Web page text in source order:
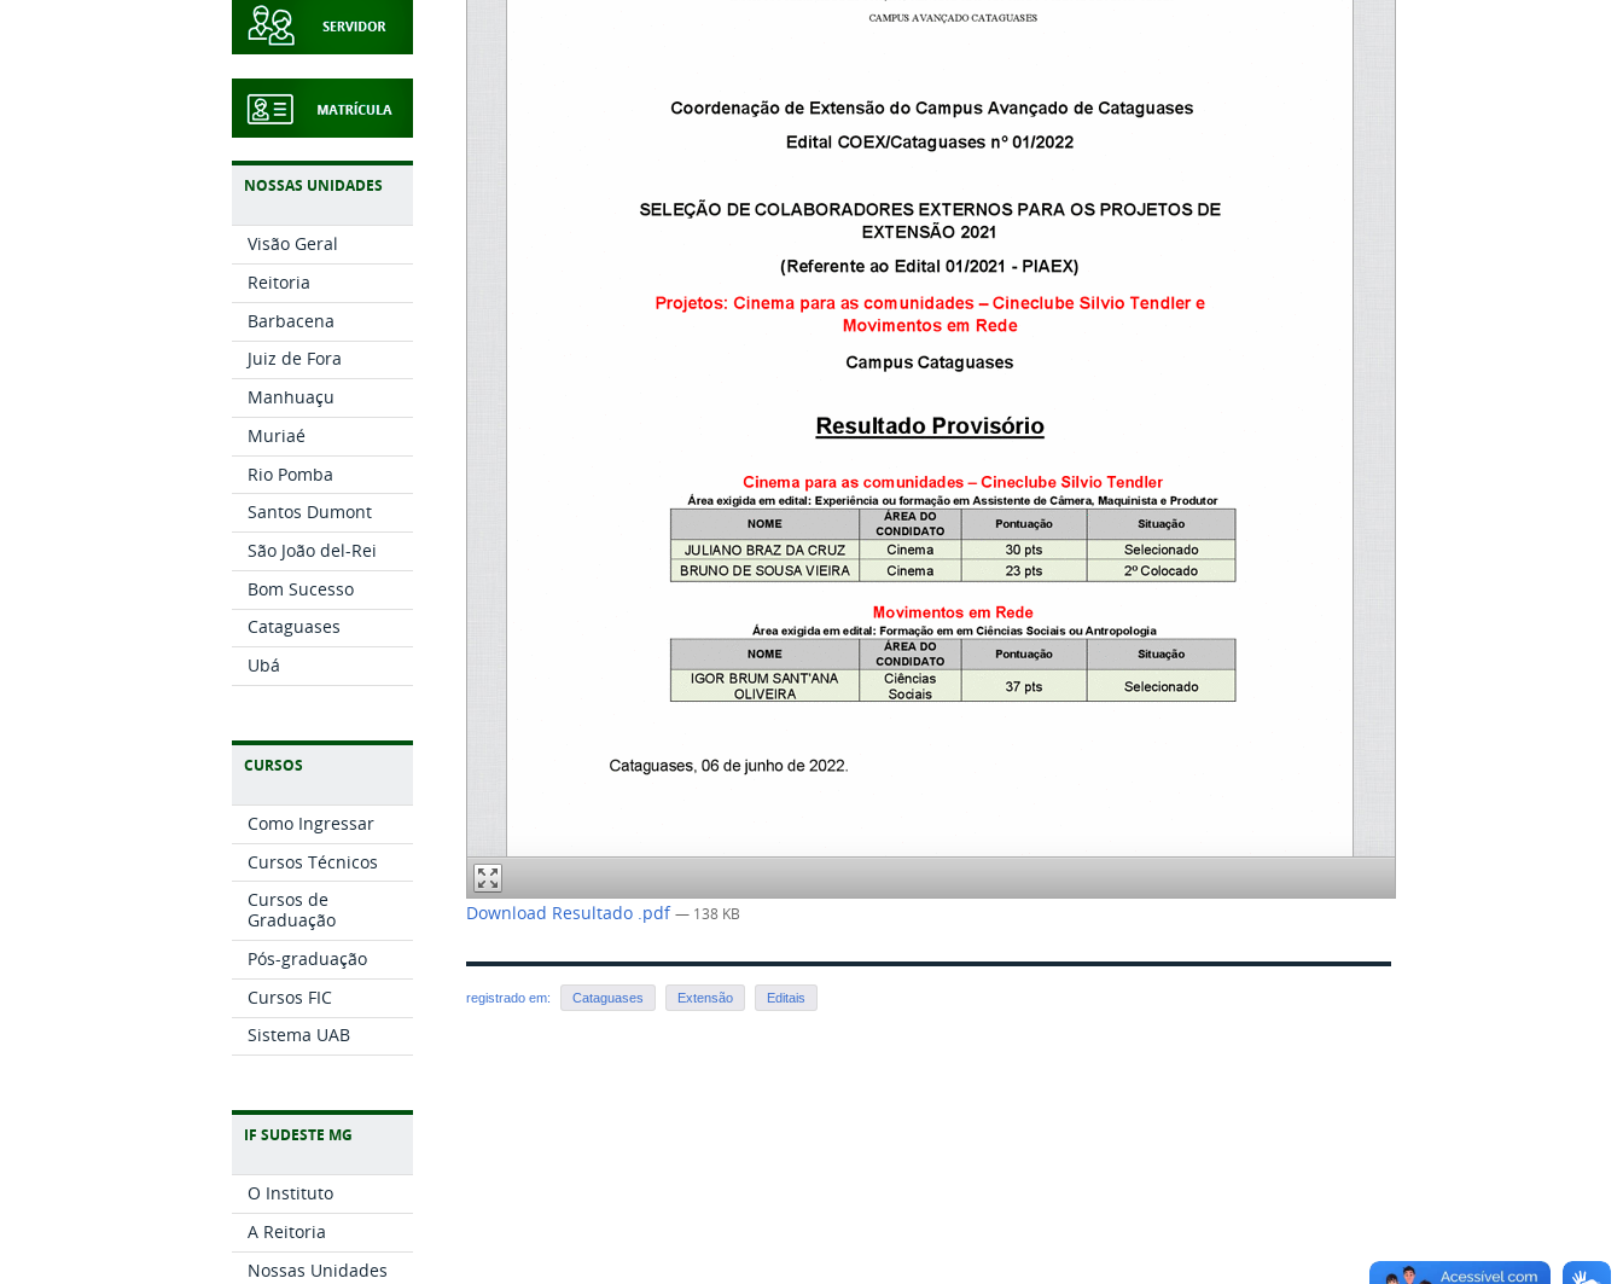
NOSSAS UNIDADES
Visão Geral
Reitoria
Barbacena
Juiz de Fora
Manhuaçu
Muriaé
Rio Pomba
Santos Dumont
São João del-Rei
Bom Sucesso
Cataguases
Ubá
CURSOS
Como Ingressar
Cursos Técnicos
Cursos de
Graduação
Pós-graduação
Cursos FIC
Sistema UAB
IF SUDESTE MG
O Instituto
A Reitoria
Nossas Unidades
Download Resultado .pdf— 138 KB
registrado em: Cataguases Extensão Editais